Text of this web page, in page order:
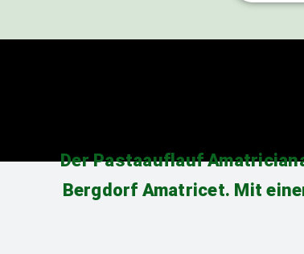
Der Pastaauflauf
Bergdorf Amatricet. Mit